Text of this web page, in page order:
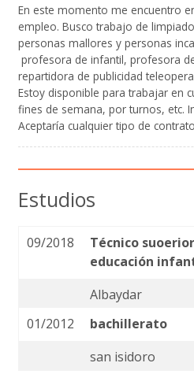
En este momento me encuentro
empleo. Busco trabajo de
personas mallores y personas
profesora de infantil, profesora
repartidora de publicidad
Estoy disponible para trabajar en
fines de semana, por turnos, etc.
Aceptaría cualquier tipo de
Estudios
09/2018
Técnico
educación
Albaydar
01/2012
bachillerato
san isidoro